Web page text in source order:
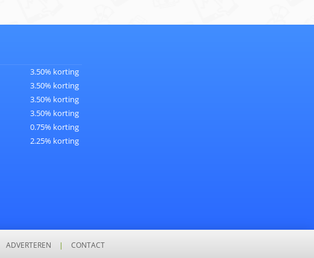
3.50% korting
3.50% korting
3.50% korting
3.50% korting
0.75% korting
2.25% korting
ADVERTEREN | CONTACT